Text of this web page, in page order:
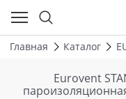
Главная Каталог
Eurovent